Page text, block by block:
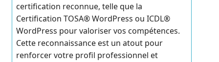
certification reconnue, telle que la
Certification TOSA® WordPress ou ICDL®
WordPress pour valoriser vos compétences.
Cette reconnaissance est un atout pour
renforcer votre profil professionnel et